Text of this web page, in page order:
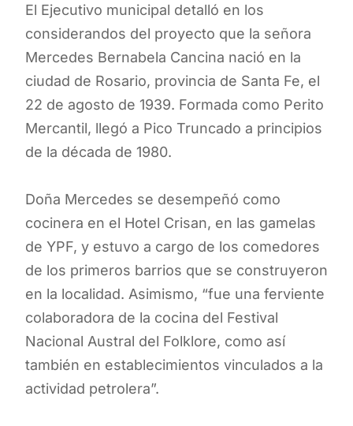
El Ejecutivo municipal detalló en los
considerandos del proyecto que la señora
Mercedes Bernabela Cancina nació en la
ciudad de Rosario, provincia de Santa Fe, el
22 de agosto de 1939. Formada como Perito
Mercantil, llegó a Pico Truncado a principios
de la década de 1980.
Doña Mercedes se desempeñó como
cocinera en el Hotel Crisan, en las gamelas
de YPF, y estuvo a cargo de los comedores
de los primeros barrios que se construyeron
en la localidad. Asimismo, “fue una ferviente
colaboradora de la cocina del Festival
Nacional Austral del Folklore, como así
también en establecimientos vinculados a la
actividad petrolera”.